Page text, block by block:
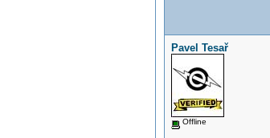
Pavel Tesař
Offline